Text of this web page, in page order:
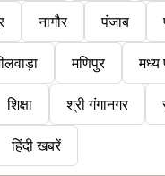
नागौर पंजाब
मणिपुर मध्य
शिक्षा श्री गंगानगर
हिंदी खबरें